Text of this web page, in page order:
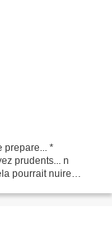
prepare... *
prudents... n
pourrait nuire